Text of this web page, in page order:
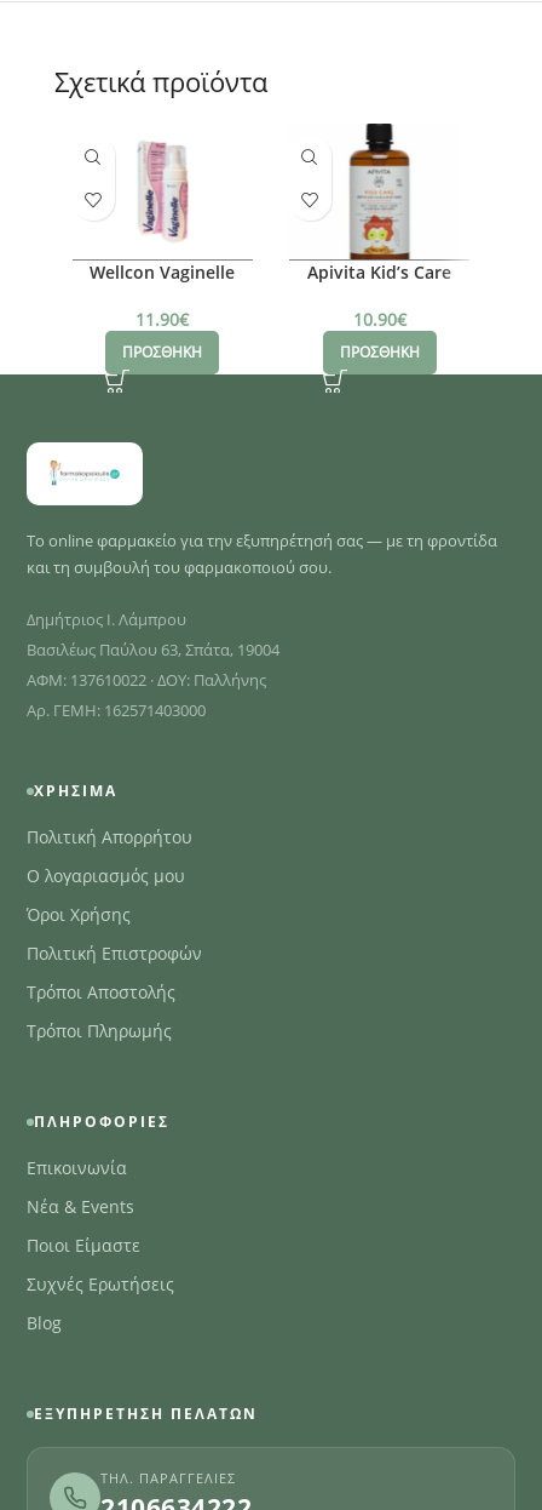
Σχετικά προϊόντα
Wellcon Vaginelle
150ml
11.90€
ΠΡΟΣΘΗΚΗ
Apivita Kid’s Care
10.90€
ΠΡΟΣΘΗΚΗ
Το online φαρμακείο για την εξυπηρέτησή σας — με τη φροντίδα
και τη συμβουλή του φαρμακοποιού σου.
Δημήτριος Ι. Λάμπρου
Βασιλέως Παύλου 63, Σπάτα, 19004
ΑΦΜ: 137610022 · ΔΟΥ: Παλλήνης
Αρ. ΓΕΜΗ: 162571403000
ΧΡΉΣΙΜΑ
Πολιτική Απορρήτου
Ο λογαριασμός μου
Όροι Χρήσης
Πολιτική Επιστροφών
Τρόποι Αποστολής
Τρόποι Πληρωμής
ΠΛΗΡΟΦΟΡΊΕΣ
Επικοινωνία
Νέα & Events
Ποιοι Είμαστε
Συχνές Ερωτήσεις
Blog
ΕΞΥΠΗΡΈΤΗΣΗ ΠΕΛΑΤΏΝ
ΤΗΛ. ΠΑΡΑΓΓΕΛΊΕΣ